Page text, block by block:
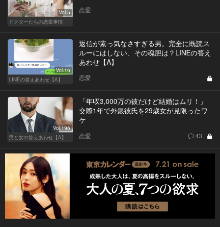
Vol.5
ドクターたちの恋愛事情
恋愛
Vol.16
LINEの答えあわせ【A】
返信が素っ気なさすぎる男。完全に既読ス
ルーにはしない、その魂胆は？LINEの答え
あわせ【A】
恋愛
Vol.196
男と女の答えあわせ【A】
「年収3,000万の彼だけど結婚はムリ！」
交際1年で外銀彼氏を29歳女が見限ったワ
ケ
恋愛 43